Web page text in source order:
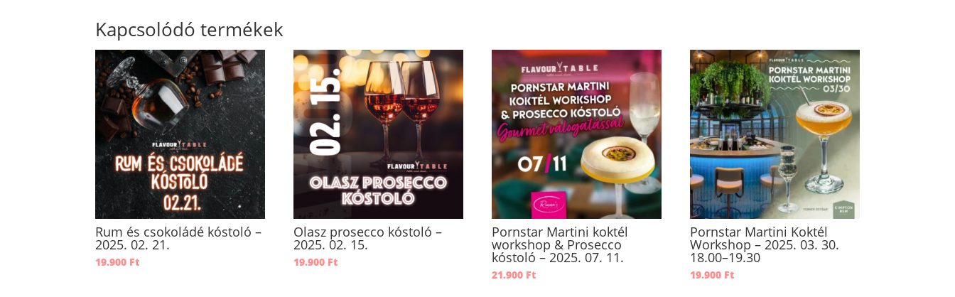
Kapcsolódó termékek
Rum és csokoládé kóstoló –
2025. 02. 21.
19.900 Ft
Olasz prosecco kóstoló –
2025. 02. 15.
19.900 Ft
Pornstar Martini koktél
workshop & Prosecco
kóstoló – 2025. 07. 11.
21.900 Ft
Pornstar Martini Koktél
Workshop – 2025. 03. 30.
18.00–19.30
19.900 Ft